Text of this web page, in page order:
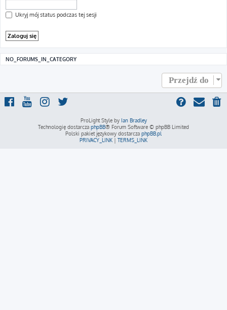
Ukryj mój status podczas tej sesji
NO_FORUMS_IN_CATEGORY
Przejdź do
ProLight Style by Ian Bradley
Technologię dostarcza phpBB® Forum Software © phpBB Limited
Polski pakiet językowy dostarcza phpBB.pl
PRIVACY_LINK | TERMS_LINK